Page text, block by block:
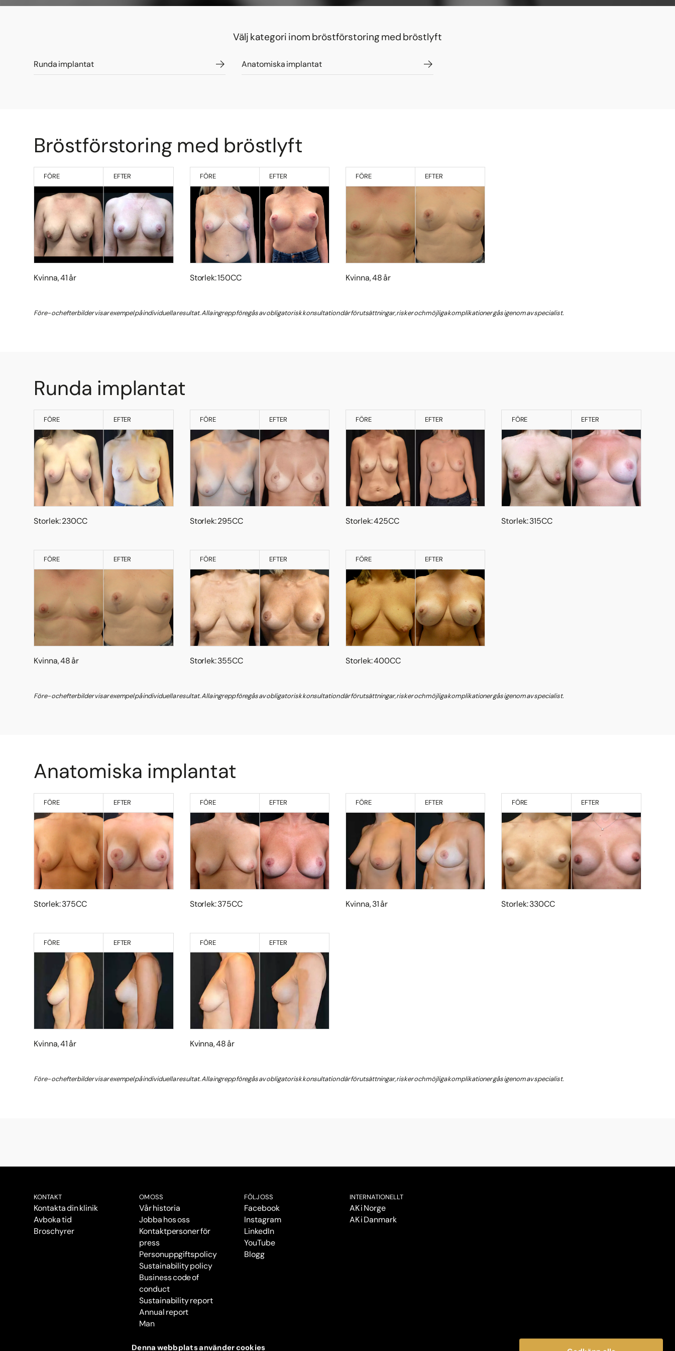
Denna webbplats använder cookies
Välj kategori inom bröstförstoring med bröstlyft
Runda implantat Anatomiska implantat
Bröstförstoring med bröstlyft
FÖRE EFTER
Kvinna, 41 år
FÖRE EFTER
Storlek: 150CC
FÖRE EFTER
Kvinna, 48 år
Före- och efterbilder visar exempel på individuella resultat. Alla ingrepp föregås av obligatorisk konsultation där förutsättningar, risker och möjliga komplikationer gås igenom av specialist.
Runda implantat
FÖRE EFTER
Storlek: 230CC
FÖRE EFTER
Storlek: 295CC
FÖRE EFTER
Storlek: 425CC
FÖRE EFTER
Storlek: 315CC
FÖRE EFTER
Kvinna, 48 år
FÖRE EFTER
Storlek: 355CC
FÖRE EFTER
Storlek: 400CC
Före- och efterbilder visar exempel på individuella resultat. Alla ingrepp föregås av obligatorisk konsultation där förutsättningar, risker och möjliga komplikationer gås igenom av specialist.
Anatomiska implantat
FÖRE EFTER
Storlek: 375CC
FÖRE EFTER
Storlek: 375CC
FÖRE EFTER
Kvinna, 31 år
FÖRE EFTER
Storlek: 330CC
FÖRE EFTER
Kvinna, 41 år
FÖRE EFTER
Kvinna, 48 år
Före- och efterbilder visar exempel på individuella resultat. Alla ingrepp föregås av obligatorisk konsultation där förutsättningar, risker och möjliga komplikationer gås igenom av specialist.
KONTAKT
Kontakta din klinik
Avboka tid
Broschyrer
OM OSS
Vår historia
Jobba hos oss
Kontaktpersoner för
press
Personuppgiftspolicy
Sustainability policy
Business code of
conduct
Sustainability report
Annual report
Man
FÖLJ OSS
Facebook
Instagram
LinkedIn
YouTube
Blogg
INTERNATIONELLT
AK i Norge
AK i Danmark